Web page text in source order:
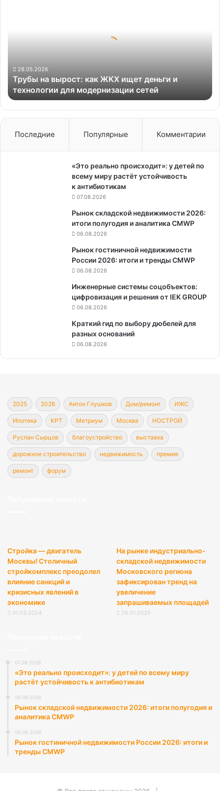
технологии
для
модернизации
сетей
28.05.2026
Трубы на вырост: как ЖКХ ищет деньги и
технологии для модернизации сетей
Последние Популярные Комментарии
«Это реально происходит»: у детей по
всему миру растёт устойчивость
к антибиотикам
07.08.2026
Рынок складской недвижимости 2026:
итоги полугодия и аналитика CMWP
06.08.2026
Рынок гостиничной недвижимости
России 2026: итоги и тренды CMWP
06.08.2026
Инженерные системы соцобъектов:
цифровизация и решения от IEK GROUP
06.08.2026
Краткий гид по выбору дюбелей для
разных оснований
06.08.2026
2025 2026 Антон Глушков Дом/ремонт ИЖС
Ипотека КРТ Метриум Москва НОСТРОЙ
Руслан Сырцов благоустройство выставка
дорожное строительство недвижимость премия
ремонт форум
Стройка — двигатель
Москвы! Столичный
стройкомплекс преодолел
влияние санкций и
кризисных явлений в
экономике
01.03.2024
На рынке индустриально-
складской недвижимости
Московского региона
зафиксирован тренд на
увеличение
запрашиваемых площадей
26.01.2025
07.08.2026
«Это реально происходит»: у детей по всему миру
растёт устойчивость к антибиотикам
06.08.2026
Рынок складской недвижимости 2026: итоги полугодия и
аналитика CMWP
06.08.2026
Рынок гостиничной недвижимости России 2026: итоги и
тренды CMWP